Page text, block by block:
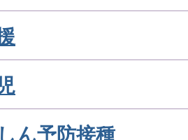
ん予防接種